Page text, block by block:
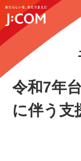
令和7年
に伴う支